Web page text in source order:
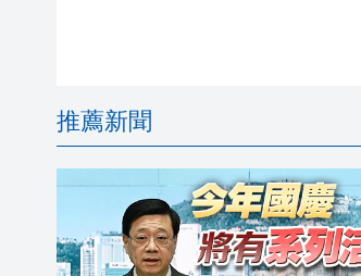
推薦新聞